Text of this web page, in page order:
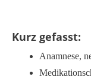
Kurz gefasst:
Anamnese,